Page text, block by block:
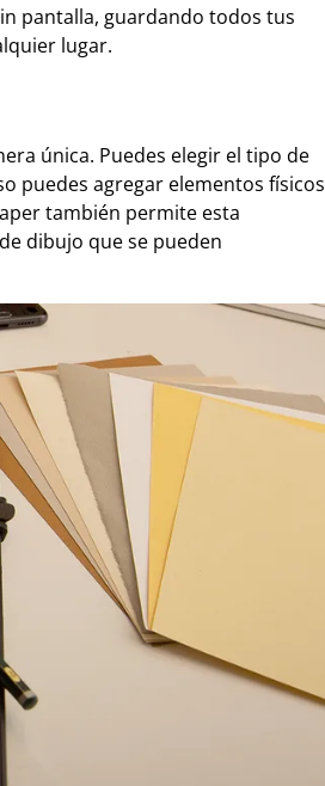
pantalla, guardando todos tus
lugar.
única. Puedes elegir el tipo de
puedes agregar elementos físicos
también permite esta
dibujo que se pueden